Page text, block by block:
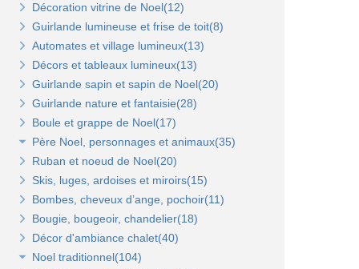
Tablettes(4)
Décoration vitrine de Noel(12)
Guirlande lumineuse et frise de toit(8)
Automates et village lumineux(13)
Décors et tableaux lumineux(13)
Guirlande sapin et sapin de Noel(20)
Guirlande nature et fantaisie(28)
Boule et grappe de Noel(17)
Père Noel, personnages et animaux(35)
Animaux et personnages(18)
Bonhomme de neige(11)
Père Noel(13)
Ruban et noeud de Noel(20)
Skis, luges, ardoises et miroirs(15)
Bombes, cheveux d’ange, pochoir(11)
Bougie, bougeoir, chandelier(18)
Décor d'ambiance chalet(40)
Noel traditionnel(104)